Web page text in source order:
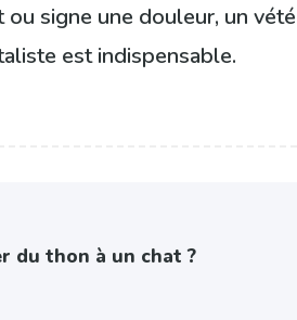
signe une douleur, un
est indispensable.
du thon à un chat ?